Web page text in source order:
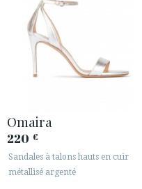
Omaira
220 €
Sandales à talons hauts en cuir
métallisé argenté